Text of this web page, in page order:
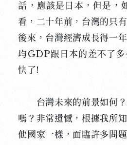
話，應該是日本，但是，
看，二十年前，台灣的只
後來，台灣經濟成長得一
均GDP跟日本的差不了
快了!
台灣未來的前景如何？
嗎？非常遺憾，根據我所
他國家一樣，面臨許多問